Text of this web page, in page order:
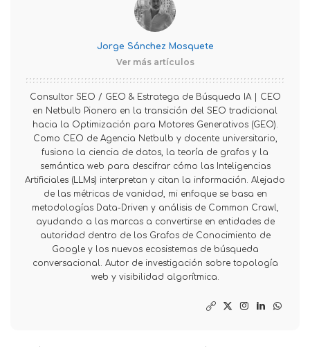
Jorge Sánchez Mosquete
Ver más artículos
Consultor SEO / GEO & Estratega de Búsqueda IA | CEO
en Netbulb Pionero en la transición del SEO tradicional
hacia la Optimización para Motores Generativos (GEO).
Como CEO de Agencia Netbulb y docente universitario,
fusiono la ciencia de datos, la teoría de grafos y la
semántica web para descifrar cómo las Inteligencias
Artificiales (LLMs) interpretan y citan la información. Alejado
de las métricas de vanidad, mi enfoque se basa en
metodologías Data-Driven y análisis de Common Crawl,
ayudando a las marcas a convertirse en entidades de
autoridad dentro de los Grafos de Conocimiento de
Google y los nuevos ecosistemas de búsqueda
conversacional. Autor de investigación sobre topología
web y visibilidad algorítmica.